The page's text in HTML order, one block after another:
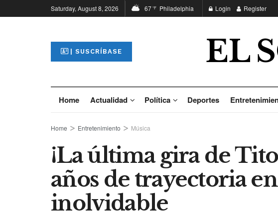
Saturday, August 8, 2026 67°F Philadelphia Login Register
| SUSCRÍBASE EL
Home Actualidad Política Deportes
Home Entretenimiento Música
¡La última gira de
años de trayectoria
inolvidable